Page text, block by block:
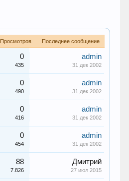
Просмотров Последнее сообщение
0
435
admin
31 дек 2002
0
490
admin
31 дек 2002
0
416
admin
31 дек 2002
0
454
admin
31 дек 2002
88
7.826
Дмитрий
27 июл 2015